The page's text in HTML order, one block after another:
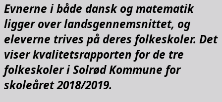
Evnerne i både dansk og matematik
ligger over landsgennemsnittet, og
eleverne trives på deres folkeskoler. Det
viser kvalitetsrapporten for de tre
folkeskoler i Solrød Kommune for
skoleåret 2018/2019.